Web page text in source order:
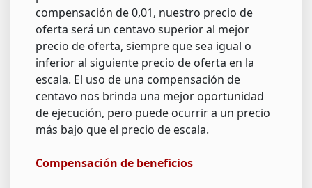
compensación de 0,01, nuestro precio de
oferta será un centavo superior al mejor
precio de oferta, siempre que sea igual o
inferior al siguiente precio de oferta en la
escala. El uso de una compensación de
centavo nos brinda una mejor oportunidad
de ejecución, pero puede ocurrir a un precio
más bajo que el precio de escala.
Compensación de beneficios